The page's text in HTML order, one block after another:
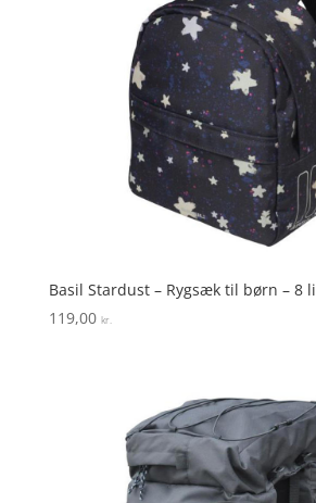
Basil Stardust – Rygsæk til børn – 8
119,00 kr.